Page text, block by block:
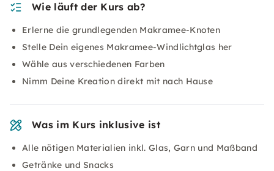
Wie läuft der Kurs ab?
Erlerne die grundlegenden Makramee-Knoten
Stelle Dein eigenes Makramee-Windlichtglas her
Wähle aus verschiedenen Farben
Nimm Deine Kreation direkt mit nach Hause
Was im Kurs inklusive ist
Alle nötigen Materialien inkl. Glas, Garn und Maßband
Getränke und Snacks